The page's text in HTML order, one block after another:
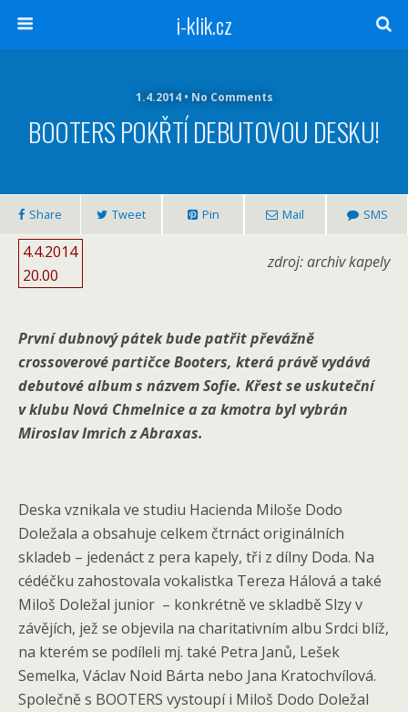
i-klik.cz
1.4.2014 • No Comments
BOOTERS POKŘTÍ DEBUTOVOU DESKU!
Share Tweet Pin Mail SMS
4.4.2014
20.00
zdroj: archiv kapely
První dubnový pátek bude patřit převážně
crossoverové partičce Booters, která právě vydává
debutové album s názvem Sofie. Křest se uskuteční
v klubu Nová Chmelnice a za kmotra byl vybrán
Miroslav Imrich z Abraxas.
Deska vznikala ve studiu Hacienda Miloše Dodo
Doležala a obsahuje celkem čtrnáct originálních
skladeb – jedenáct z pera kapely, tři z dílny Doda. Na
cédéčku zahostovala vokalistka Tereza Hálová a také
Miloš Doležal junior – konkrétně ve skladbě Slzy v
závějích, jež se objevila na charitativním albu Srdci blíž,
na kterém se podíleli mj. také Petra Janů, Lešek
Semelka, Václav Noid Bárta nebo Jana Kratochvílová.
Společně s BOOTERS vystoupí i Miloš Dodo Doležal